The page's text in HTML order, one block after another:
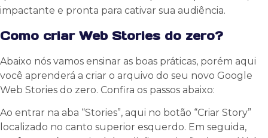
impactante e pronta para cativar sua audiência.
Como criar Web Stories do zero?
Abaixo nós vamos ensinar as boas práticas, porém aqui
você aprenderá a criar o arquivo do seu novo Google
Web Stories do zero. Confira os passos abaixo:
Ao entrar na aba “Stories”, aqui no botão “Criar Story”
localizado no canto superior esquerdo. Em seguida,